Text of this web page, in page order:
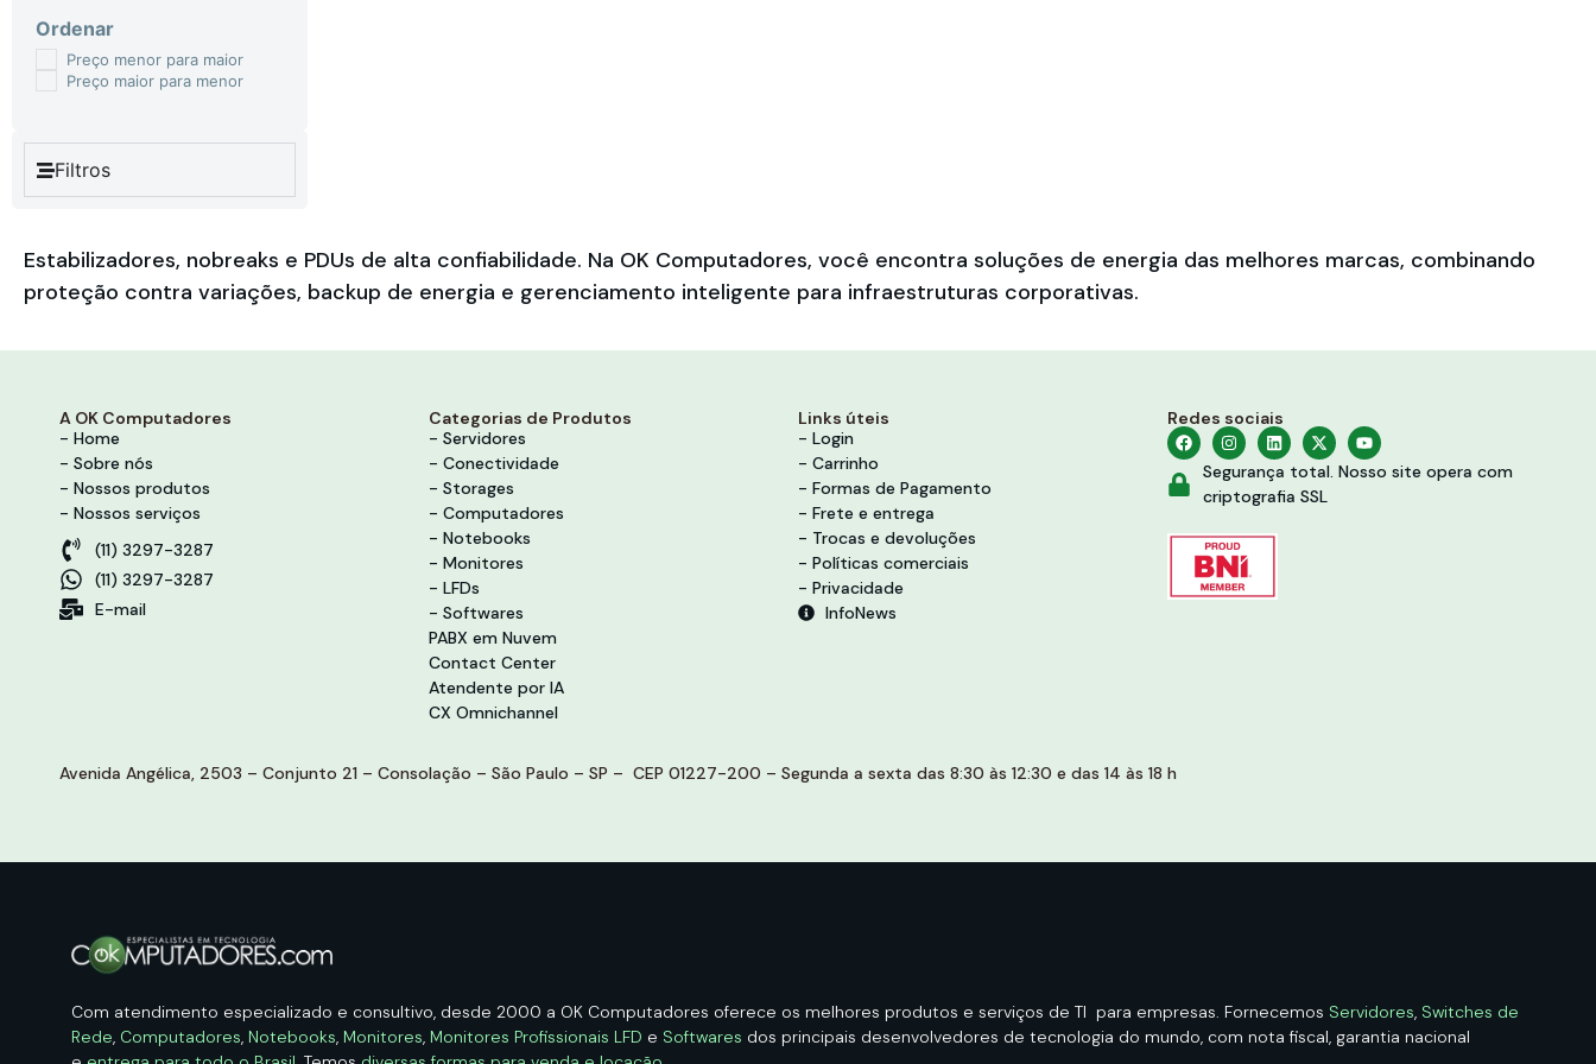
Ordenar
Preço menor para maior
Preço maior para menor
Filtros
Estabilizadores, nobreaks e PDUs de alta confiabilidade. Na OK Computadores, você encontra soluções de energia das melhores marcas, combinando
proteção contra variações, backup de energia e gerenciamento inteligente para infraestruturas corporativas.
A OK Computadores
- Home
- Sobre nós
- Nossos produtos
- Nossos serviços
(11) 3297-3287
(11) 3297-3287
E-mail
Categorias de Produtos
- Servidores
- Conectividade
- Storages
- Computadores
- Notebooks
- Monitores
- LFDs
- Softwares
PABX em Nuvem
Contact Center
Atendente por IA
CX Omnichannel
Links úteis
- Login
- Carrinho
- Formas de Pagamento
- Frete e entrega
- Trocas e devoluções
- Políticas comerciais
- Privacidade
InfoNews
Redes sociais
Segurança total. Nosso site opera com
criptografia SSL
Avenida Angélica, 2503 – Conjunto 21 – Consolação – São Paulo – SP – CEP 01227-200 – Segunda a sexta das 8:30 às 12:30 e das 14 às 18 h
Com atendimento especializado e consultivo, desde 2000 a OK Computadores oferece os melhores produtos e serviços de TI para empresas. Fornecemos Servidores, Switches de
Rede, Computadores, Notebooks, Monitores, Monitores Profissionais LFD e Softwares dos principais desenvolvedores de tecnologia do mundo, com nota fiscal, garantia nacional